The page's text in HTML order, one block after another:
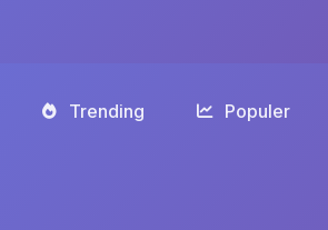
Trending Populer